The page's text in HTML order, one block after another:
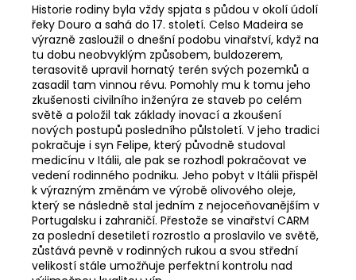
Historie rodiny byla vždy spjata s půdou v okolí údolí
řeky Douro a sahá do 17. století. Celso Madeira se
výrazně zasloužil o dnešní podobu vinařství, když na
tu dobu neobvyklým způsobem, buldozerem,
terasovitě upravil hornatý terén svých pozemků a
zasadil tam vinnou révu. Pomohly mu k tomu jeho
zkušenosti civilního inženýra ze staveb po celém
světě a položil tak základy inovací a zkoušení
nových postupů posledního půlstoletí. V jeho tradici
pokračuje i syn Felipe, který původně studoval
medicínu v Itálii, ale pak se rozhodl pokračovat ve
vedení rodinného podniku. Jeho pobyt v Itálii přispěl
k výrazným změnám ve výrobě olivového oleje,
který se následně stal jedním z nejoceňovanějším v
Portugalsku i zahraničí. Přestože se vinařství CARM
za poslední desetiletí rozrostlo a proslavilo ve světě,
zůstává pevně v rodinných rukou a svou střední
velikostí stále umožňuje perfektní kontrolu nad